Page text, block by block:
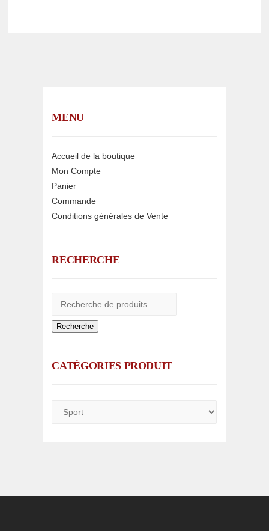
MENU
Accueil de la boutique
Mon Compte
Panier
Commande
Conditions générales de Vente
RECHERCHE
Recherche
CATÉGORIES PRODUIT